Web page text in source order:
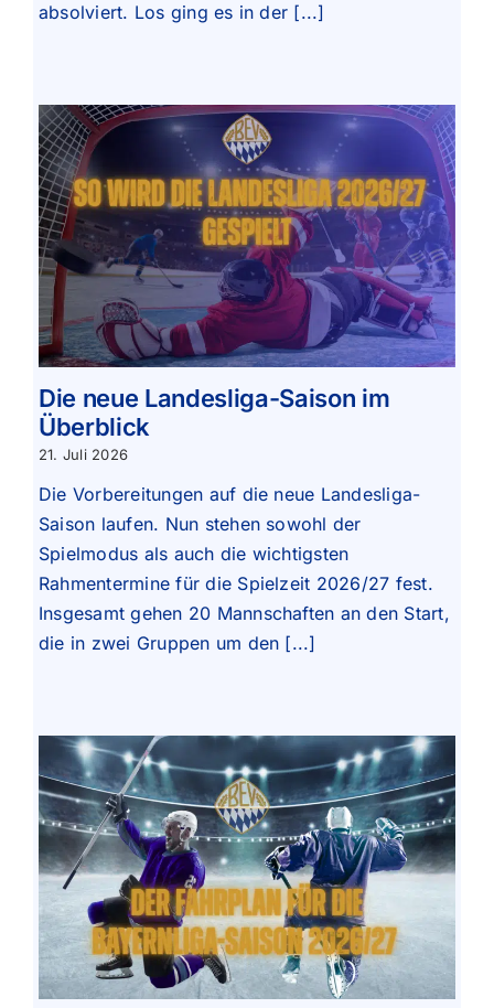
absolviert. Los ging es in der [...]
Die neue Landesliga-Saison im
Überblick
21. Juli 2026
Die Vorbereitungen auf die neue Landesliga-
Saison laufen. Nun stehen sowohl der
Spielmodus als auch die wichtigsten
Rahmentermine für die Spielzeit 2026/27 fest.
Insgesamt gehen 20 Mannschaften an den Start,
die in zwei Gruppen um den [...]